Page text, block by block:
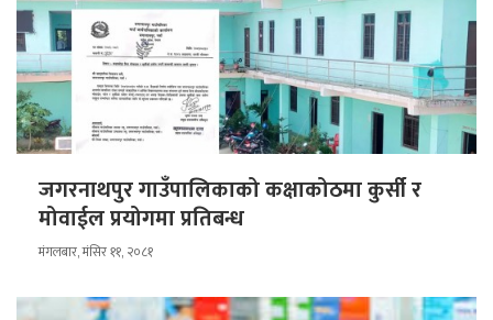
जगरनाथपुर गाउँपालिकाको कक्षाकोठमा कुर्सी र
मोवाईल प्रयोगमा प्रतिबन्ध
मंगलबार, मंसिर ११, २०८१